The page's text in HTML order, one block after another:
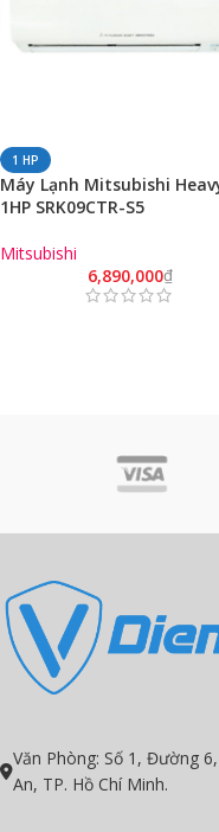
1 HP
Máy Lạnh Mitsubishi
1HP SRK09CTR-S5
Mitsubishi
6,890,000₫
Văn Phòng: Số 1, Đường
An, TP. Hồ Chí Minh.